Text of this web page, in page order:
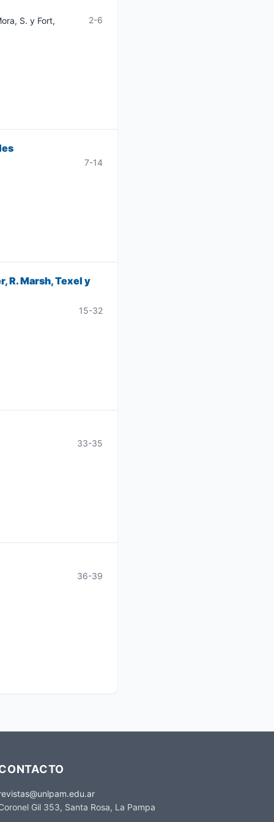
S. y Fort,
2-6
7-14
R. Marsh, Texel y
15-32
33-35
36-39
Gil 353, Santa Rosa, La Pampa